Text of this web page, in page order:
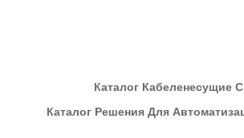
КАталог Кабеленесущие
Каталог Решения Для